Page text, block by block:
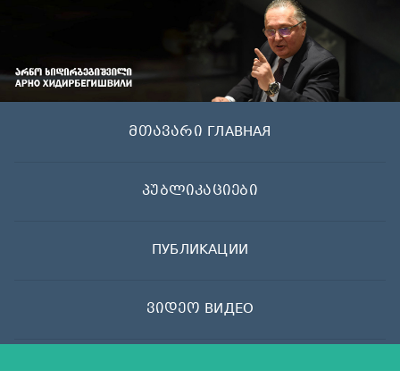
მთავარი ГЛАВНАЯ
პუბლიკაციები
ПУБЛИКАЦИИ
ვიდეო ВИДЕО